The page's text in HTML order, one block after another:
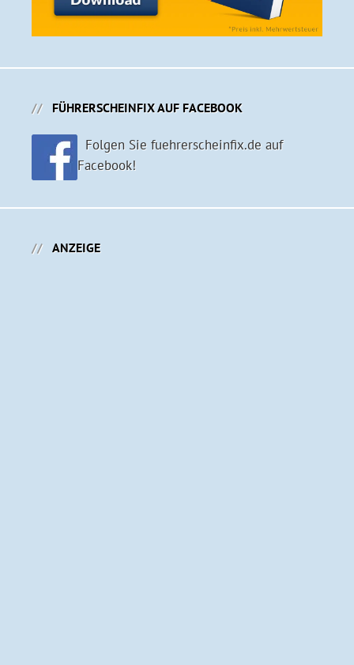
FÜHRERSCHEINFIX AUF FACEBOOK
Folgen Sie fuehrerscheinfix.de auf
Facebook!
ANZEIGE